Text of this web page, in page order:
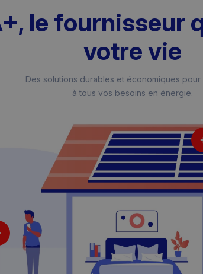
le fournisseur
votre vie
Des solutions durables et économiques
à tous vos besoins en énergie.